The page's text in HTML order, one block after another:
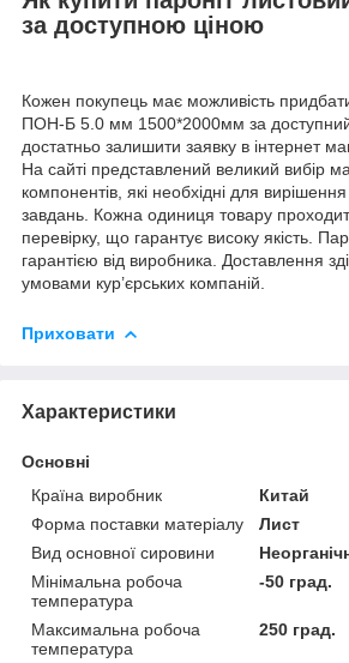
за доступною ціною
Кожен покупець має можливість
ПОН-Б 5.0 мм 1500*2000мм за
достатньо залишити заявку в інтернет
На сайті представлений великий вибір
компонентів, які необхідні для
завдань. Кожна одиниця товару
перевірку, що гарантує високу якість.
гарантією від виробника. Доставлення
умовами кур’єрських компаній.
Приховати
Характеристики
Основні
Країна виробник
Китай
Форма поставки матеріалу
Лист
Вид основної сировини
Мінімальна робоча
температура
-50 град.
Максимальна робоча
температура
250 град.